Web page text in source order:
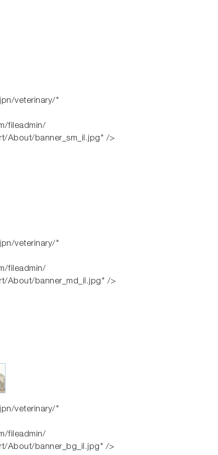
veterinary/"
fileadmin/
About/banner_sm_il.jpg" />
veterinary/"
fileadmin/
About/banner_md_il.jpg" />
veterinary/"
fileadmin/
About/banner_bg_il.jpg" />